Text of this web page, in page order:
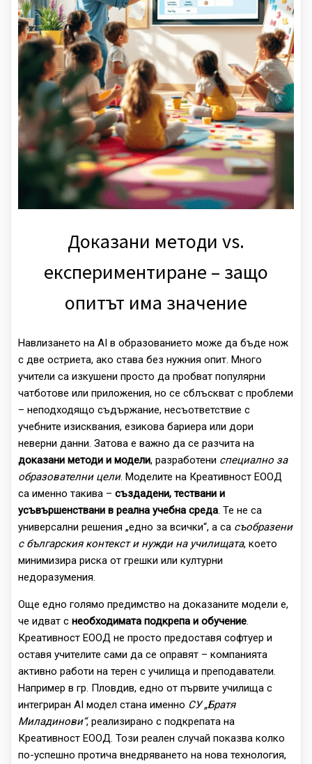
Доказани методи vs.
експериментиране – защо
опитът има значение
Навлизането на AI в образованието може да бъде нож
с две остриета, ако става без нужния опит. Много
учители са изкушени просто да пробват популярни
чатботове или приложения, но се сблъскват с проблеми
– неподходящо съдържание, несъответствие с
учебните изисквания, езикова бариера или дори
неверни данни. Затова е важно да се разчита на
доказани методи и модели, разработени специално за
образователни цели. Моделите на Креативност ЕООД
са именно такива – създадени, тествани и
усъвършенствани в реална учебна среда. Те не са
универсални решения „едно за всички“, а са съобразени
с българския контекст и нужди на училищата, което
минимизира риска от грешки или културни
недоразумения.
Още едно голямо предимство на доказаните модели е,
че идват с необходимата подкрепа и обучение.
Креативност ЕООД не просто предоставя софтуер и
оставя учителите сами да се оправят – компанията
активно работи на терен с училища и преподаватели.
Например в гр. Пловдив, едно от първите училища с
интегриран AI модел стана именно СУ „Братя
Миладинови“, реализирано с подкрепата на
Креативност ЕООД. Този реален случай показва колко
по-успешно протича внедряването на нова технология,